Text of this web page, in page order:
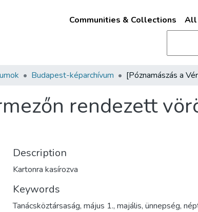
Communities & Collections All
Budapest-képarchívum
rendezett
Description
Kartonra kasírozva
Keywords
Tanácsköztársaság, május 1., majális, ünnepség,